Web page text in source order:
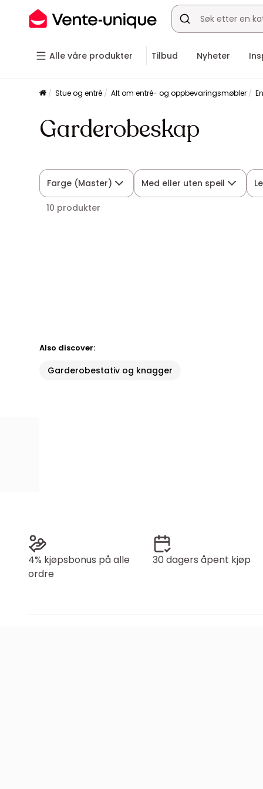
Alle våre produkter Tilbud Nyheter
Stue og entré Alt om entré- og oppbevaringsmøbler
Garderobeskap
Farge (Master) Med eller uten speil
10 produkter
Also discover:
Garderobestativ og knagger
4% kjøpsbonus på alle
ordre
30 dagers åpent kjøp